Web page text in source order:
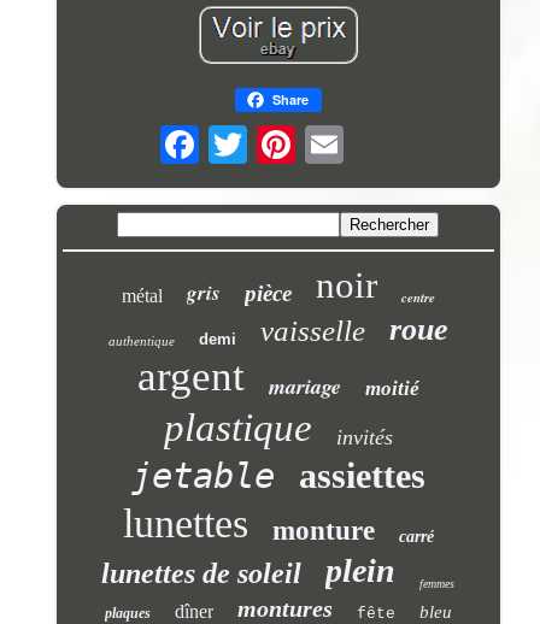
Share
métal gris pièce noir centre
authentique demi vaisselle roue
argent mariage moitié
plastique invités
jetable assiettes
lunettes monture carré
lunettes de soleil plein femmes
plaques dîner montures fête bleu